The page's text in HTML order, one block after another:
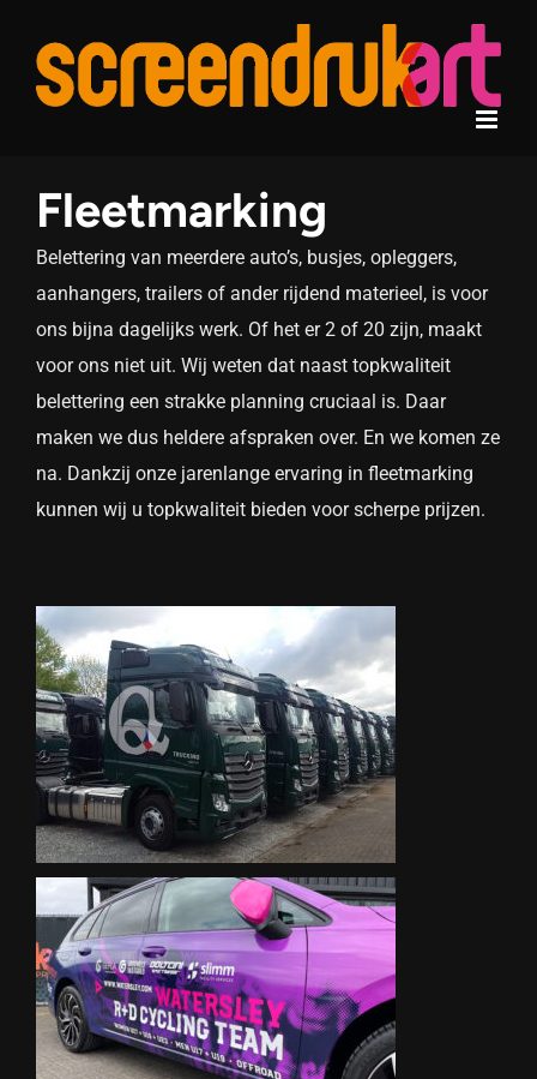
naar
inhoud
Fleetmarking
Belettering van meerdere auto’s, busjes, opleggers,
aanhangers, trailers of ander rijdend materieel, is voor
ons bijna dagelijks werk. Of het er 2 of 20 zijn, maakt
voor ons niet uit. Wij weten dat naast topkwaliteit
belettering een strakke planning cruciaal is. Daar
maken we dus heldere afspraken over. En we komen ze
na. Dankzij onze jarenlange ervaring in fleetmarking
kunnen wij u topkwaliteit bieden voor scherpe prijzen.